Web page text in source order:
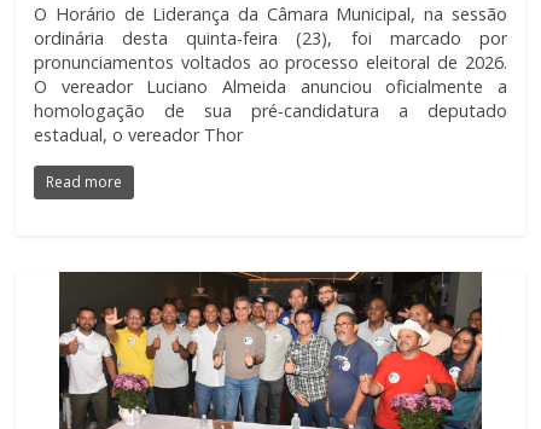
O Horário de Liderança da Câmara Municipal, na sessão
ordinária desta quinta-feira (23), foi marcado por
pronunciamentos voltados ao processo eleitoral de 2026.
O vereador Luciano Almeida anunciou oficialmente a
homologação de sua pré-candidatura a deputado
estadual, o vereador Thor
Read more